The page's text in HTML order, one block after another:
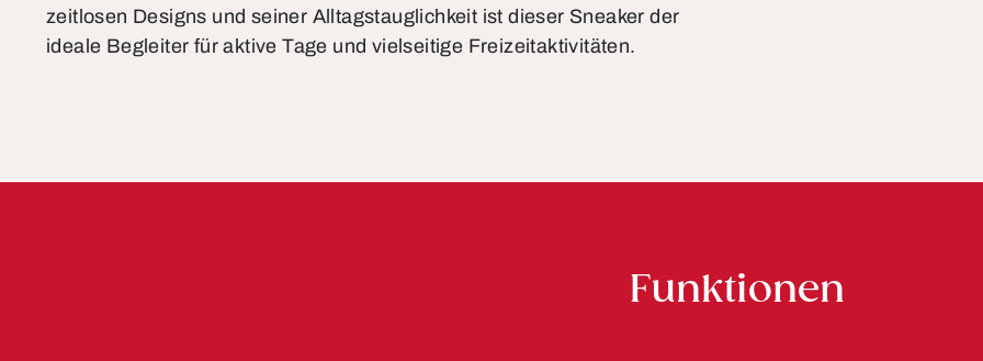
zeitlosen Designs und seiner Alltagstauglichkeit ist dieser Sneaker der
ideale Begleiter für aktive Tage und vielseitige Freizeitaktivitäten.
Funktionen